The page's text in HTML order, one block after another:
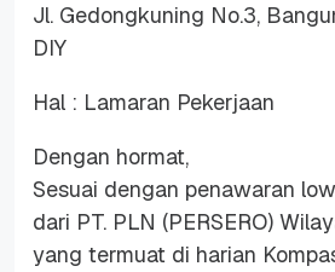
Jl. Gedongkuning No.3,
DIY
Hal : Lamaran Pekerjaan
Dengan hormat,
Sesuai dengan penawaran
dari PT. PLN (PERSERO)
yang termuat di harian